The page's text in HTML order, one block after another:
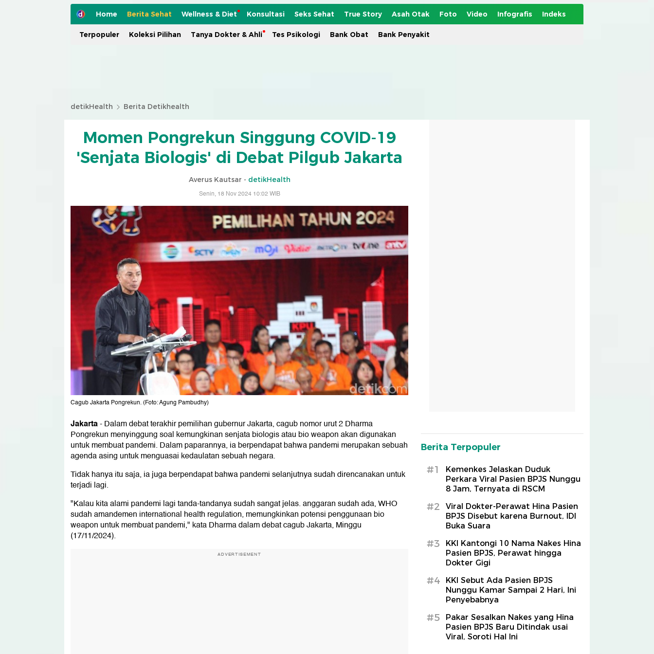
Home Berita Sehat Wellness & Diet Konsultasi Seks Sehat True Story Asah Otak Foto Video Infografis Indeks
Terpopuler Koleksi Pilihan Tanya Dokter & Ahli Tes Psikologi Bank Obat Bank Penyakit
detikHealth Berita Detikhealth
Momen Pongrekun Singgung COVID-19
'Senjata Biologis' di Debat Pilgub Jakarta
Averus Kautsar - detikHealth
Senin, 18 Nov 2024 10:02 WIB
Cagub Jakarta Pongrekun. (Foto: Agung Pambudhy)
Jakarta-Dalam debat terakhir pemilihan gubernur Jakarta, cagub nomor urut 2 Dharma
Pongrekun menyinggung soal kemungkinan senjata biologis atau bio weapon akan digunakan
untuk membuat pandemi. Dalam paparannya, ia berpendapat bahwa pandemi merupakan sebuah
agenda asing untuk menguasai kedaulatan sebuah negara.
Tidak hanya itu saja, ia juga berpendapat bahwa pandemi selanjutnya sudah direncanakan untuk
terjadi lagi.
"Kalau kita alami pandemi lagi tanda-tandanya sudah sangat jelas. anggaran sudah ada, WHO
sudah amandemen international health regulation, memungkinkan potensi penggunaan bio
weapon untuk membuat pandemi," kata Dharma dalam debat cagub Jakarta, Minggu
(17/11/2024).
ADVERTISEMENT
Berita Terpopuler
#1
Kemenkes Jelaskan Duduk
Perkara Viral Pasien BPJS Nunggu
8 Jam, Ternyata di RSCM
#2
Viral Dokter-Perawat Hina Pasien
BPJS Disebut karena Burnout, IDI
Buka Suara
#3
KKI Kantongi 10 Nama Nakes Hina
Pasien BPJS, Perawat hingga
Dokter Gigi
#4
KKI Sebut Ada Pasien BPJS
Nunggu Kamar Sampai 2 Hari, Ini
Penyebabnya
#5
Pakar Sesalkan Nakes yang Hina
Pasien BPJS Baru Ditindak usai
Viral, Soroti Hal Ini